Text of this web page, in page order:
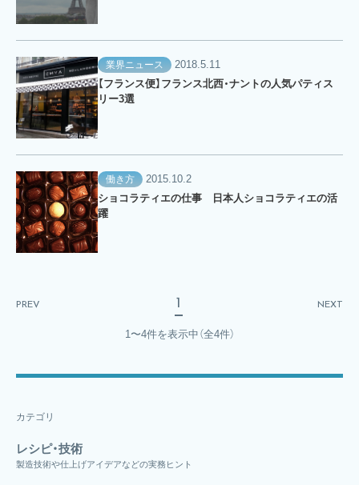
業界ニュース
2018.5.11
【フランス便】フランス北西・ナントの人気パティス
リー3選
働き方
2015.10.2
ショコラティエの仕事 日本人ショコラティエの活
躍
PREV 1 NEXT
1〜4件を表示中 （全4件）
カテゴリ
レシピ・技術
製造技術や仕上げアイデアなどの実務ヒント